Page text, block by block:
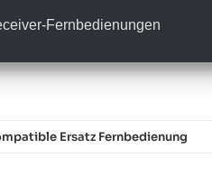
Fernbedienungen
Ersatz Fernbedienung